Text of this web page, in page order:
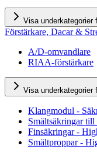
Visa underkategorier
Förstärkare, Dacar &
A/D-omvandlare
RIAA-förstärkare
Visa underkategorier
Klangmodul -
Smältsäkringar
Finsäkringar -
Smältproppar -